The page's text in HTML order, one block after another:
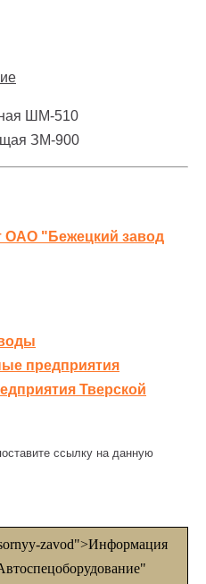
ШМ-510
ЗМ-900
"Бежецкий завод
предприятия
Тверской
ссылку на данную
zavod">Информация